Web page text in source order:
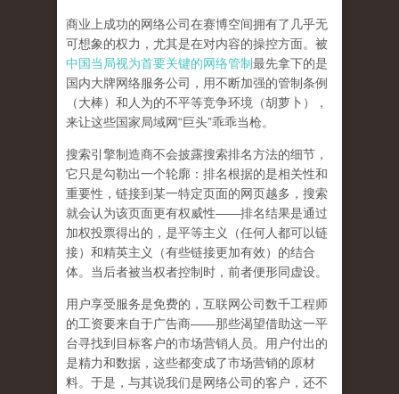
商业上成功的网络公司在赛博空间拥有了几乎无
可想象的权力，尤其是在对内容的操控方面。被
中国当局视为首要关键的网络管制最先拿下的是
国内大牌网络服务公司 ，用不断加强的管制条例
（大棒）和人为的不平等竞争环境（胡萝卜），
来让这些国家局域网“巨头”乖乖当枪。
搜索引擎制造商不会披露搜索排名方法的细节，
它只是勾勒出一个轮廓：排名根据的是相关性和
重要性，链接到某一特定页面的网页越多，搜索
就会认为该页面更有权威性——排名结果是通过
加权投票得出的，是平等主义（任何人都可以链
接）和精英主义（有些链接更加有效）的结合
体。 当后者被当权者控制时，前者便形同虚设。
用户享受服务是免费的，互联网公司数千工程师
的工资要来自于广告商——那些渴望借助这一平
台寻找到目标客户的市场营销人员。用户付出的
是精力和数据，这些都变成了市场营销的原材
料。于是， 与其说我们是网络公司的客户，还不